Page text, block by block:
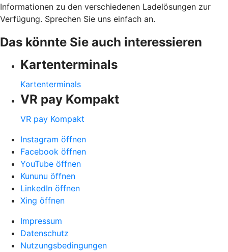
Informationen zu den verschiedenen Ladelösungen zur
Verfügung. Sprechen Sie uns einfach an.
Das könnte Sie auch interessieren
Kartenterminals
Kartenterminals
VR pay Kompakt
VR pay Kompakt
Instagram öffnen
Facebook öffnen
YouTube öffnen
Kununu öffnen
LinkedIn öffnen
Xing öffnen
Impressum
Datenschutz
Nutzungsbedingungen